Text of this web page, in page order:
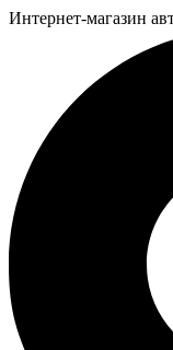
Интернет-магазин